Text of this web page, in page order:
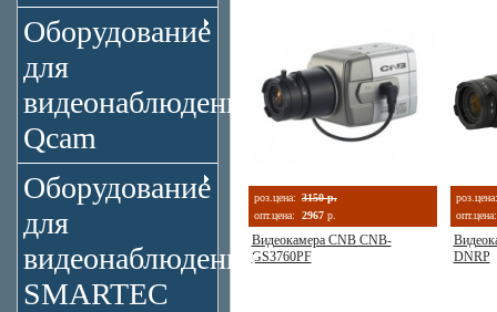
Оборудование
для
видеонаблюдения
Qcam
Оборудование
для
видеонаблюдения
SMARTEC
роз.цена: 3150 р.
опт.цена:
2967 р.
Видеокамера CNB CNB-
GS3760PF
роз.цена:
опт.цена:
DNRP